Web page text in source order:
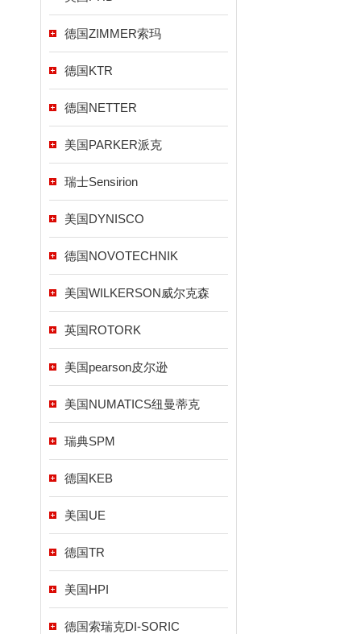
德国ZIMMER索玛
德国KTR
德国NETTER
美国PARKER派克
瑞士Sensirion
美国DYNISCO
德国NOVOTECHNIK
美国WILKERSON威尔克森
英国ROTORK
美国pearson皮尔逊
美国NUMATICS纽曼蒂克
瑞典SPM
德国KEB
美国UE
德国TR
美国HPI
德国索瑞克DI-SORIC